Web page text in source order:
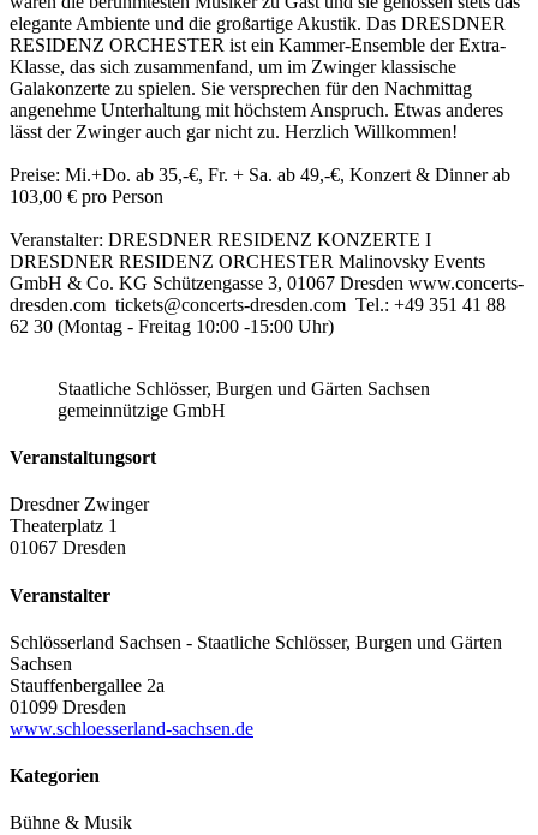
elegante Ambiente und die großartige Akustik. Das DRESDNER
RESIDENZ ORCHESTER ist ein Kammer-Ensemble der Extra-
Klasse, das sich zusammenfand, um im Zwinger klassische
Galakonzerte zu spielen. Sie versprechen für den Nachmittag
angenehme Unterhaltung mit höchstem Anspruch. Etwas anderes
lässt der Zwinger auch gar nicht zu. Herzlich Willkommen!
Preise: Mi.+Do. ab 35,-€, Fr. + Sa. ab 49,-€, Konzert & Dinner ab
103,00 € pro Person
Veranstalter: DRESDNER RESIDENZ KONZERTE I
DRESDNER RESIDENZ ORCHESTER Malinovsky Events
GmbH & Co. KG Schützengasse 3, 01067 Dresden www.concerts-
dresden.com tickets@concerts-dresden.com Tel.: +49 351 41 88
62 30 (Montag - Freitag 10:00 -15:00 Uhr)
Staatliche Schlösser, Burgen und Gärten Sachsen
gemeinnützige GmbH
Veranstaltungsort
Dresdner Zwinger
Theaterplatz 1
01067 Dresden
Veranstalter
Schlösserland Sachsen - Staatliche Schlösser, Burgen und Gärten
Sachsen
Stauffenbergallee 2a
01099 Dresden
www.schloesserland-sachsen.de
Kategorien
Bühne & Musik